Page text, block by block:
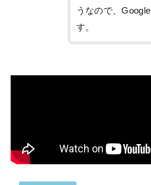
うなので、
す。